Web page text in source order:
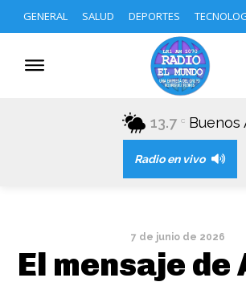
GENERAL SALUD DEPORTES
13.7 C Buenos
Radio en vivo
7 de junio de 2026
El mensaje de